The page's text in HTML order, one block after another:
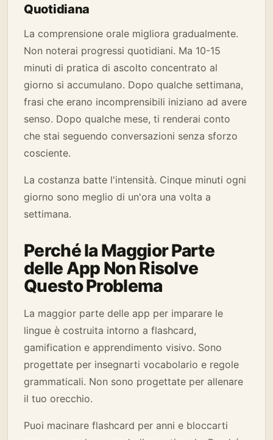
Quotidiana
La comprensione orale migliora gradualmente.
Non noterai progressi quotidiani. Ma 10-15
minuti di pratica di ascolto concentrato al
giorno si accumulano. Dopo qualche settimana,
frasi che erano incomprensibili iniziano ad avere
senso. Dopo qualche mese, ti renderai conto
che stai seguendo conversazioni senza sforzo
cosciente.
La costanza batte l'intensità. Cinque minuti ogni
giorno sono meglio di un'ora una volta a
settimana.
Perché la Maggior Parte
delle App Non Risolve
Questo Problema
La maggior parte delle app per imparare le
lingue è costruita intorno a flashcard,
gamification e apprendimento visivo. Sono
progettate per insegnarti vocabolario e regole
grammaticali. Non sono progettate per allenare
il tuo orecchio.
Puoi macinare flashcard per anni e bloccarti